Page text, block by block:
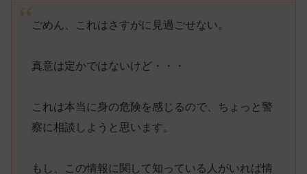
ごめん、これはさすがに見過ごせない。
真意は定かではないけど・・・
これは本当に身の危険を感じるので、ちょっと警
察に相談しようと思います。
もし、この情報に関して知っている人がいれば情